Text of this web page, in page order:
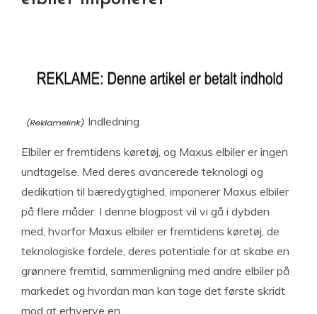
Indledning
Elbiler er fremtidens køretøj, og Maxus elbiler er ingen
undtagelse. Med deres avancerede teknologi og
dedikation til bæredygtighed, imponerer Maxus elbiler
på flere måder. I denne blogpost vil vi gå i dybden
med, hvorfor Maxus elbiler er fremtidens køretøj, de
teknologiske fordele, deres potentiale for at skabe en
grønnere fremtid, sammenligning med andre elbiler på
markedet og hvordan man kan tage det første skridt
mod at erhverve en.